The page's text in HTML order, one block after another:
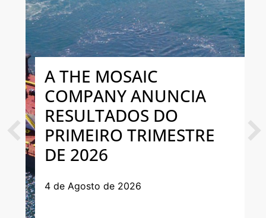
A THE MOSAIC
COMPANY ANUNCIA
RESULTADOS DO
PRIMEIRO TRIMESTRE
DE 2026
4 de Agosto de 2026
Previous